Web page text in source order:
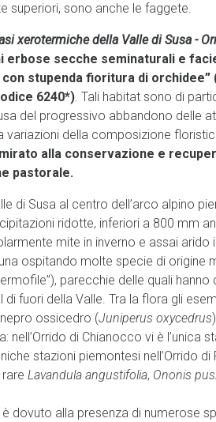
superiori, sono anche le faggete.
xerotermiche della Valle di Susa -
erbose secche seminaturali e
con stupenda fioritura di orchidee”
6240*). Tali habitat sono di
del progressivo abbandono delle
variazioni della composizione
mirato alla conservazione e
pastorale.
di Susa al centro dell’arco alpino
ridotte, inferiori a 800 mm
mite in inverno e assai
ospitando molte specie di origine
parecchie delle quali
di fuori della Valle. Tra la flora gli
ossicedro (Juniperus oxycedrus
nell’Orrido di Chianocco vi è
stazioni piemontesi nell’Orrido
Lavandula angustifolia, Ononis
è dovuto alla presenza di numerose